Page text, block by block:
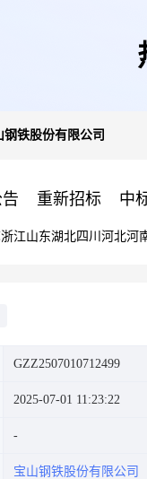
铁股份有限公司
重新招标 中
浙江山东湖北四川 河北河
GZZ2507010712499
2025-07-01 11:23:22
宝山钢铁股份有限公司